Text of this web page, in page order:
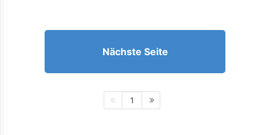
Nächste Seite
1